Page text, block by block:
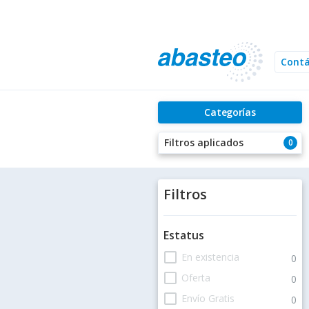
Categorías
0
Filtros aplicados
Filtros
Estatus
check_box_outline_blank En existencia 0
check_box_outline_blank Oferta 0
check_box_outline_blank Envío Gratis 0